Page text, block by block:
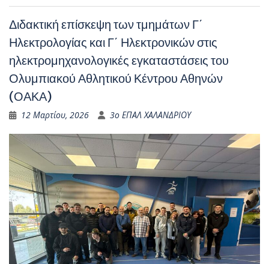
Διδακτική επίσκεψη των τμημάτων Γ΄
Ηλεκτρολογίας και Γ΄ Ηλεκτρονικών στις
ηλεκτρομηχανολογικές εγκαταστάσεις του
Ολυμπιακού Αθλητικού Κέντρου Αθηνών
(ΟΑΚΑ)
12 Μαρτίου, 2026 3ο ΕΠΑΛ ΧΑΛΑΝΔΡΙΟΥ